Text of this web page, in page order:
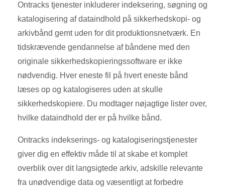
Ontracks tjenester inkluderer indeksering, søgning og
katalogisering af dataindhold på sikkerhedskopi- og
arkivbånd gemt uden for dit produktionsnetværk. En
tidskrævende gendannelse af båndene med den
originale sikkerhedskopieringssoftware er ikke
nødvendig. Hver eneste fil på hvert eneste bånd
læses op og katalogiseres uden at skulle
sikkerhedskopiere. Du modtager nøjagtige lister over,
hvilke dataindhold der er på hvilke bånd.
Ontracks indekserings- og katalogiseringstjenester
giver dig en effektiv måde til at skabe et komplet
overblik over dit langsigtede arkiv, adskille relevante
fra unødvendige data og væsentligt at forbedre